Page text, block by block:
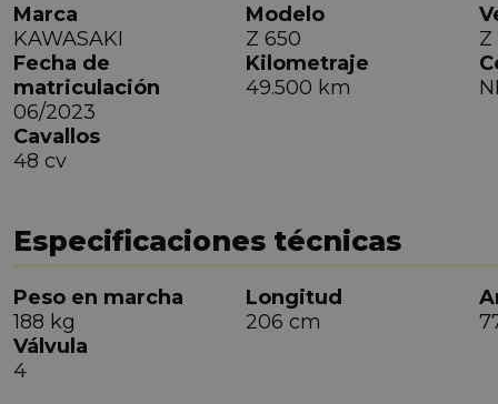
Marca
KAWASAKI
Modelo
Z 650
Z
Fecha de
matriculación
06/2023
Kilometraje
49.500 km
Cavallos
48 cv
Especificaciones técnicas
Peso en marcha
188 kg
Longitud
206 cm
Válvula
4